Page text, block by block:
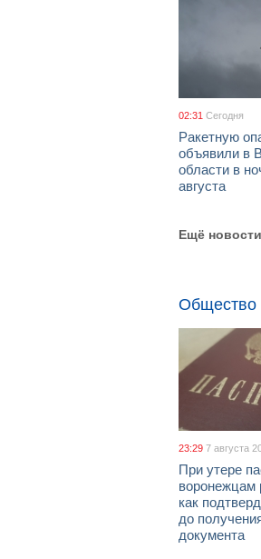
02:31 Сегодня
Ракетную
объявили в
области в
августа
Ещё новости
Общество
23:29 7 августа
При утере
воронежцам
как
до
документа